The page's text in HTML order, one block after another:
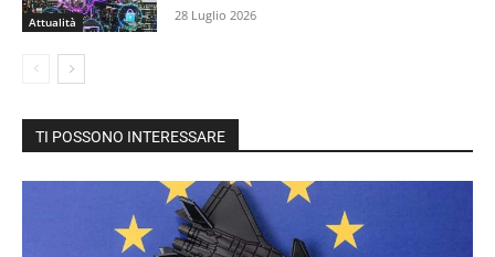
Attualità 28 Luglio 2026
TI POSSONO INTERESSARE